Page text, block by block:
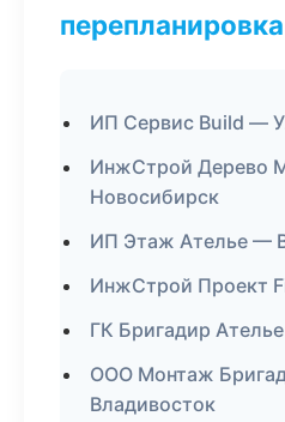
перепланировка
ИП Сервис Build —
ИнжСтрой Дерево
Новосибирск
ИП Этаж Ателье —
ИнжСтрой Проект
ГК Бригадир
ООО Монтаж
Владивосток